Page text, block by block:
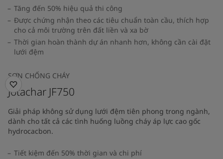
Tăng đến 50% hiệu quả thi công
Được chứng nhận theo các tiêu chuẩn toàn cầu, thích hợp
cho cả môi trường trên đất liền và xa bờ
Thời gian hoàn thành dự án nhanh hơn, không cần cài đặt
lưới đệm
SƠN CHỐNG CHÁY
Jotachar JF750
Giải pháp không sử dụng lưới đệm tiên phong trong ngành,
dành cho tất cả các tình huống luồng cháy áp lực cao gốc
hydrocacbon.
Tiết kiệm đến 50% thời gian và chi phí